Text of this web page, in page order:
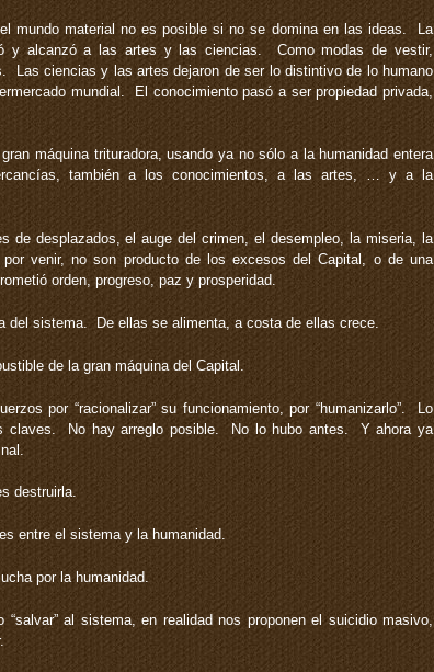
mundo material no es posible si no se domina en las ideas. La
y alcanzó a las artes y las ciencias. Como modas de vestir,
Las ciencias y las artes dejaron de ser lo distintivo de lo humano
mundial. El conocimiento pasó a ser propiedad privada,
máquina trituradora, usando ya no sólo a la humanidad entera
también a los conocimientos, a las artes, … y a la
de desplazados, el auge del crimen, el desempleo, la miseria, la
venir, no son producto de los excesos del Capital, o de una
orden, progreso, paz y prosperidad.
sistema. De ellas se alimenta, a costa de ellas crece.
de la gran máquina del Capital.
por “racionalizar” su funcionamiento, por “humanizarlo”. Lo
claves. No hay arreglo posible. No lo hubo antes. Y ahora ya
destruirla.
entre el sistema y la humanidad.
por la humanidad.
al sistema, en realidad nos proponen el suicidio masivo,